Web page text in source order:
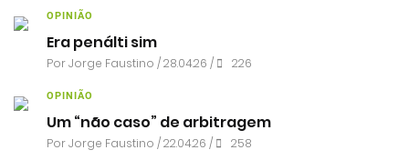
OPINIÃO
Era penálti sim
PorJorge Faustino / 28.04.26 / 226
OPINIÃO
Um “não caso” de arbitragem
PorJorge Faustino / 22.04.26 / 258